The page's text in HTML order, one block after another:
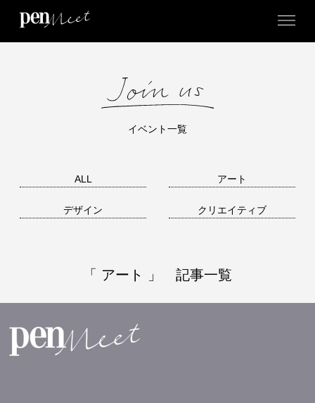
イベント一覧
ALL アート
デザイン クリエイティブ
「 アート 」 記事一覧